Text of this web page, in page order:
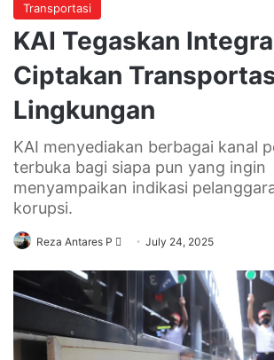
Transportasi
KAI Tegaskan
Ciptakan
Lingkungan
KAI menyediakan berbagai kanal
terbuka bagi siapa pun yang ingin
menyampaikan indikasi
korupsi.
Reza Antares P
SendJuly 24, 2025